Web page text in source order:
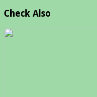
Check Also